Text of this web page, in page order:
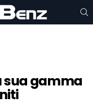
sua gamma